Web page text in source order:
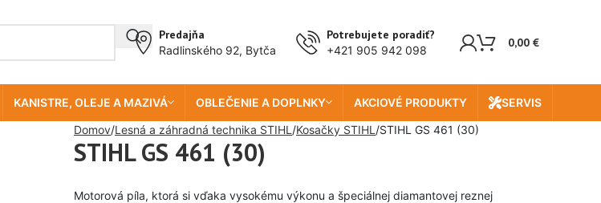
Predajňa
Radlinského 92, Bytča
Potrebujete poradiť?
+421 905 942 098
0,00 €
KANISTRE, OLEJE A MAZIVÁ OBLEČENIE A DOPLNKY AKCIOVÉ PRODUKTY SERVIS
Domov Lesná a záhradná technika STIHL Kosačky STIHL STIHL GS 461 (30)
STIHL GS 461 (30)
Motorová píla, ktorá si vďaka vysokému výkonu a špeciálnej diamantovej reznej